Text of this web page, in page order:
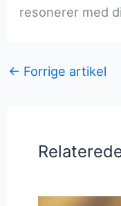
resonerer med
← Forrige artikel